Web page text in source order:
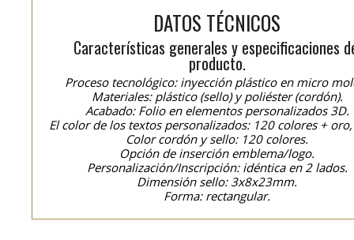
DATOS TÉCNICOS
Características generales y especificaciones
producto.
Proceso tecnológico: inyección plástico en micro
Materiales: plástico (sello) y poliéster (cordón).
Acabado: Folio en elementos personalizados 3D.
El color de los textos personalizados: 120 colores +
Color cordón y sello: 120 colores.
Opción de inserción emblema/logo.
Personalización/Inscripción: idéntica en 2 lados.
Dimensión sello: 3x8x23mm.
Forma: rectangular.